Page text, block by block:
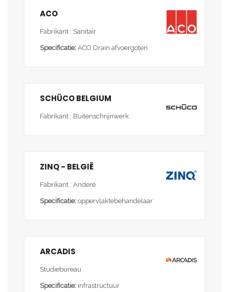
ACO
Fabrikant : Sanitair
Specificatie: ACO Drain afvoergoten
SCHÜCO BELGIUM
Fabrikant : Buitenschrijnwerk
ZINQ - BELGIË
Fabrikant : Andere
Specificatie: oppervlaktebehandelaar
ARCADIS
Studiebureau
Specificatie: infrastructuur